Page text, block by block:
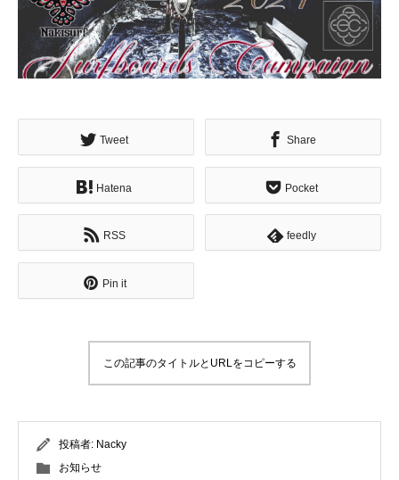
Tweet Share
Hatena Pocket
RSS feedly
Pin it
この記事のタイトルとURLをコピーする
投稿者: Nacky
お知らせ